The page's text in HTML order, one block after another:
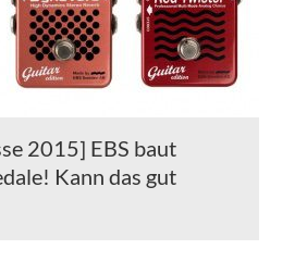
2015] EBS baut
Kann das gut